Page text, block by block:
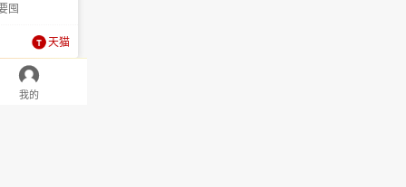
囤
天猫

我的